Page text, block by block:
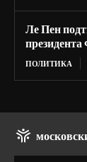
Ле Пен
ПОЛИТИКА